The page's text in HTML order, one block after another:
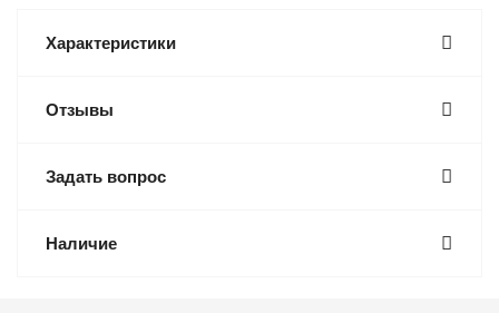
Характеристики
Отзывы
Задать вопрос
Наличие